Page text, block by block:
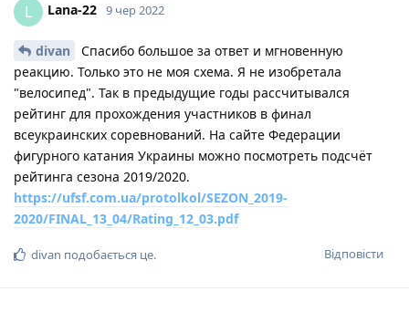
L Lana-22 9 чер 2022
divan
Спасибо большое за ответ и мгновенную
реакцию. Только это не моя схема. Я не изобретала
"велосипед". Так в предыдущие годы рассчитывался
рейтинг для прохождения участников в финал
всеукраинских соревнований. На сайте Федерации
фигурного катания Украины можно посмотреть подсчёт
рейтинга сезона 2019/2020.
https://ufsf.com.ua/protolkol/SEZON_2019-
2020/FINAL_13_04/Rating_12_03.pdf
Відповісти
divan подобається це.